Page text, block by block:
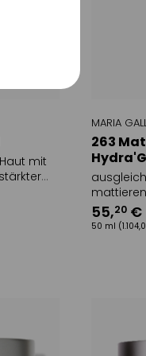
mit
MARIA
263
55,20 €
50 ml